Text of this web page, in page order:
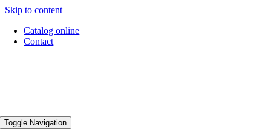
Skip to content
Catalog online
Contact
Toggle Navigation